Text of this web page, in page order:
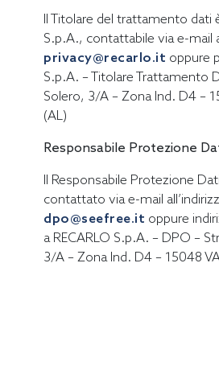
Il Titolare del trattamento dati
S.p.A., contattabile via e-mail
privacy@recarlo.it oppure
S.p.A. – Titolare Trattamento
Solero, 3/A – Zona Ind. D4 –
(AL)
Responsabile Protezione
Il Responsabile Protezione
contattato via e-mail
dpo@seefree.it oppure
a RECARLO S.p.A. – DPO –
3/A – Zona Ind. D4 – 15048